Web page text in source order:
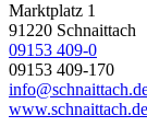
Marktplatz 1
91220 Schnaittach
09153 409-0
09153 409-170